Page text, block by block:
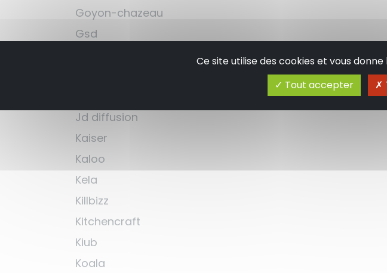
Goyon-chazeau
Gsd
Jd diffusion
Kaiser
Kaloo
Kela
Killbizz
Kitchencraft
Kiub
Koala
Ce site utilise des cookies et vous
Tout accepter